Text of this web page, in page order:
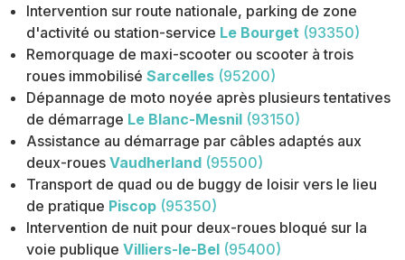
Intervention sur route nationale, parking de zone
d'activité ou station-service Le Bourget (93350)
Remorquage de maxi-scooter ou scooter à trois
roues immobilisé Sarcelles (95200)
Dépannage de moto noyée après plusieurs tentatives
de démarrage Le Blanc-Mesnil (93150)
Assistance au démarrage par câbles adaptés aux
deux-roues Vaudherland (95500)
Transport de quad ou de buggy de loisir vers le lieu
de pratique Piscop (95350)
Intervention de nuit pour deux-roues bloqué sur la
voie publique Villiers-le-Bel (95400)